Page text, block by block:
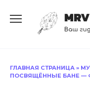
содержанию
ГЛАВНАЯ СТРАНИЦА »
ПОСВЯЩЁННЫЕ БАНЕ —